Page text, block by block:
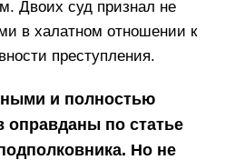
Двоих суд признал не
в халатном отношении к
преступления.
и полностью
по статье
Но не